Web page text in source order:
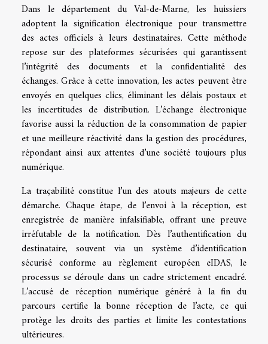
Dans le département du Val-de-Marne, les huissiers
adoptent la signification électronique pour transmettre
des actes officiels à leurs destinataires. Cette méthode
repose sur des plateformes sécurisées qui garantissent
l’intégrité des documents et la confidentialité des
échanges. Grâce à cette innovation, les actes peuvent être
envoyés en quelques clics, éliminant les délais postaux et
les incertitudes de distribution. L’échange électronique
favorise aussi la réduction de la consommation de papier
et une meilleure réactivité dans la gestion des procédures,
répondant ainsi aux attentes d’une société toujours plus
numérique.
La traçabilité constitue l’un des atouts majeurs de cette
démarche. Chaque étape, de l’envoi à la réception, est
enregistrée de manière infalsifiable, offrant une preuve
irréfutable de la notification. Dès l’authentification du
destinataire, souvent via un système d’identification
sécurisé conforme au règlement européen eIDAS, le
processus se déroule dans un cadre strictement encadré.
L’accusé de réception numérique généré à la fin du
parcours certifie la bonne réception de l’acte, ce qui
protège les droits des parties et limite les contestations
ultérieures.